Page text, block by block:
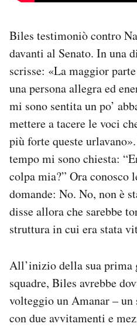
Biles testimoniò contro
davanti al Senato. In una
scrisse: «La maggior
una persona allegra ed
mi sono sentita un po’
mettere a tacere le voci
più forte queste
tempo mi sono chiesta:
colpa mia?” Ora conosco
domande: No. No, non è
disse allora che sarebbe
struttura in cui era stata
All’inizio della sua prima
squadre, Biles avrebbe
volteggio un Amanar –
con due avvitamenti e